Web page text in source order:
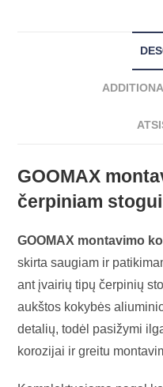
GOOMAX
čerpiniam stogui
GOOMAX montavimo
skirta saugiam ir
ant įvairių tipų čerpinių
aukštos kokybės
detalių, todėl pasižymi
korozijai ir greitu